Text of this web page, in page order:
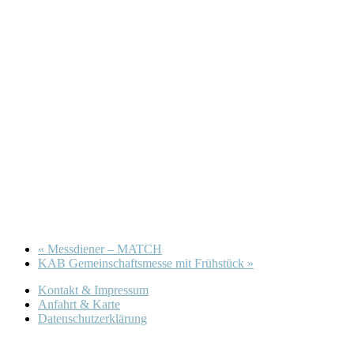
« Messdiener – MATCH
KAB Gemeinschaftsmesse mit Frühstück »
Kontakt & Impressum
Anfahrt & Karte
Datenschutzerklärung